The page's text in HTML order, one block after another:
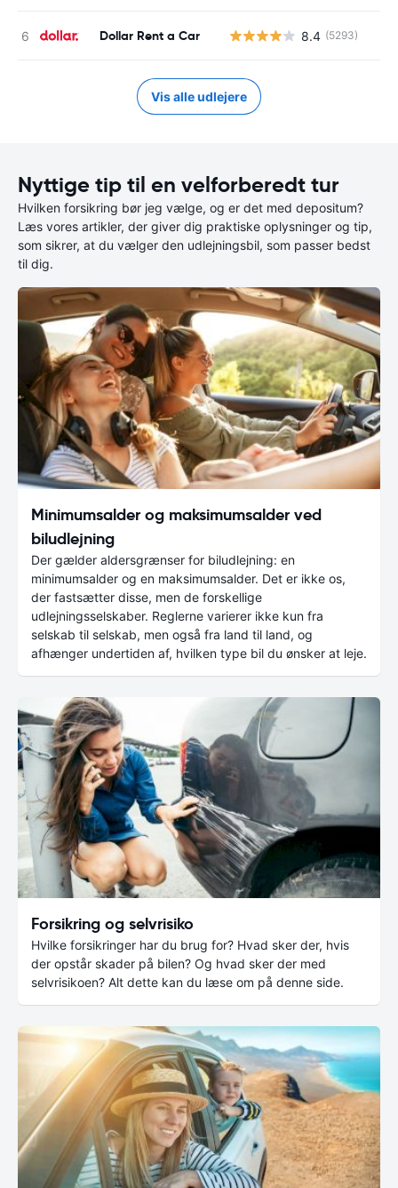
Dollar Rent a Car 8.4 (5293)
Vis alle udlejere
Nyttige tip til en velforberedt tur
Hvilken forsikring bør jeg vælge, og er det med depositum?
Læs vores artikler, der giver dig praktiske oplysninger og tip,
som sikrer, at du vælger den udlejningsbil, som passer bedst
til dig.
Minimumsalder og maksimumsalder ved
biludlejning
Der gælder aldersgrænser for biludlejning: en
minimumsalder og en maksimumsalder. Det er ikke os,
der fastsætter disse, men de forskellige
udlejningsselskaber. Reglerne varierer ikke kun fra
selskab til selskab, men også fra land til land, og
afhænger undertiden af, hvilken type bil du ønsker at leje.
Forsikring og selvrisiko
Hvilke forsikringer har du brug for? Hvad sker der, hvis
der opstår skader på bilen? Og hvad sker der med
selvrisikoen? Alt dette kan du læse om på denne side.